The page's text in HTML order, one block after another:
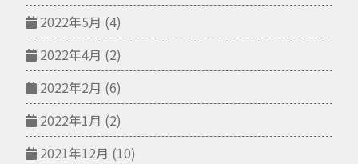
2022年5月 (4)
2022年4月 (2)
2022年2月 (6)
2022年1月 (2)
2021年12月 (10)